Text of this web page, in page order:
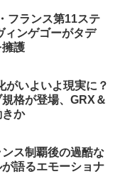
フランス第11ステ
ンゲゴーがタデ
擁護
いよいよ現実に？
格が登場、GRX＆
きか
ス制覇後の過酷な
語るエモーショナ